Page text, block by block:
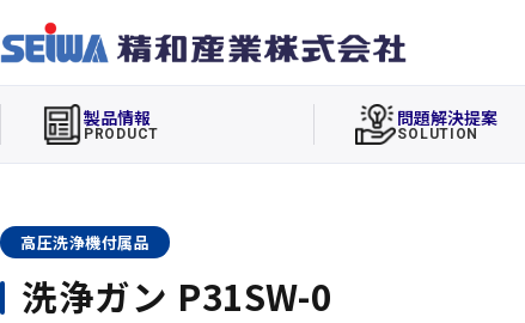
製品情報
PRODUCT
問題解決提案
SOLUTION
高圧洗浄機付属品
洗浄ガン P31SW-0